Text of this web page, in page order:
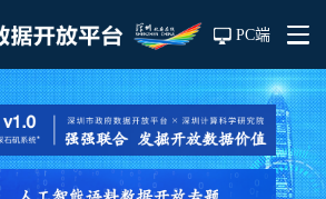
PC端